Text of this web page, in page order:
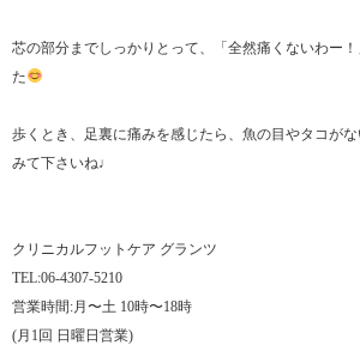
芯の部分までしっかりとって、「全然痛くないわー
た
歩くとき、足裏に痛みを感じたら、魚の目やタコが
みて下さいね♩
クリニカルフットケア グランツ
TEL:06-4307-5210
営業時間:月〜土 10時〜18時
(月1回 日曜日営業)